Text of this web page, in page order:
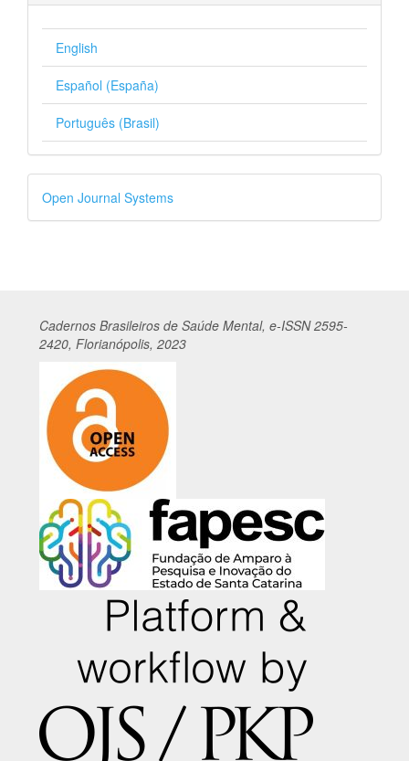
English
Español (España)
Português (Brasil)
Desenvolvido
por
Open Journal Systems
Cadernos Brasileiros de Saúde Mental, e-ISSN 2595-
2420, Florianópolis, 2023